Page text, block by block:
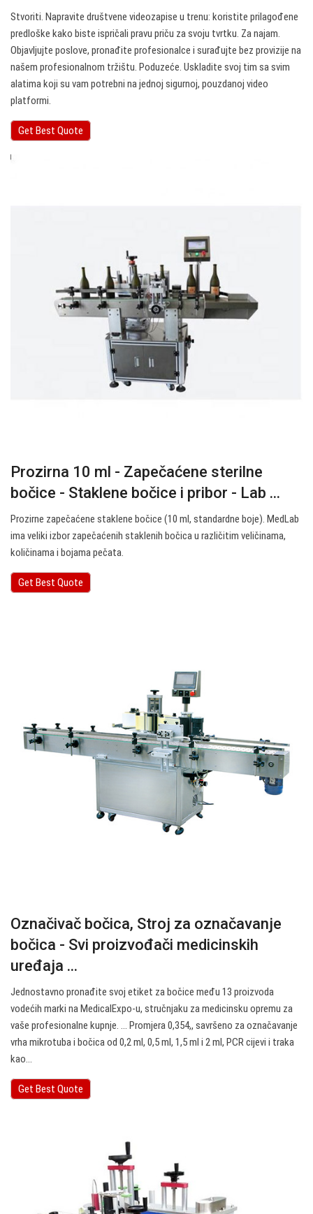
Stvoriti. Napravite društvene videozapise u trenu: koristite prilagođene
predloške kako biste ispričali pravu priču za svoju tvrtku. Za najam.
Objavljujte poslove, pronađite profesionalce i surađujte bez provizije na
našem profesionalnom tržištu. Poduzeće. Uskladite svoj tim sa svim
alatima koji su vam potrebni na jednoj sigurnoj, pouzdanoj video
platformi.
Get Best Quote
Prozirna 10 ml - Zapečaćene sterilne
bočice - Staklene bočice i pribor - Lab ...
Prozirne zapečaćene staklene bočice (10 ml, standardne boje). MedLab
ima veliki izbor zapečaćenih staklenih bočica u različitim veličinama,
količinama i bojama pečata.
Get Best Quote
Označivač bočica, Stroj za označavanje
bočica - Svi proizvođači medicinskih
uređaja ...
Jednostavno pronađite svoj etiket za bočice među 13 proizvoda
vodećih marki na MedicalExpo-u, stručnjaku za medicinsku opremu za
vaše profesionalne kupnje. … Promjera 0,354,, savršeno za označavanje
vrha mikrotuba i bočica od 0,2 ml, 0,5 ml, 1,5 ml i 2 ml, PCR cijevi i traka
kao…
Get Best Quote